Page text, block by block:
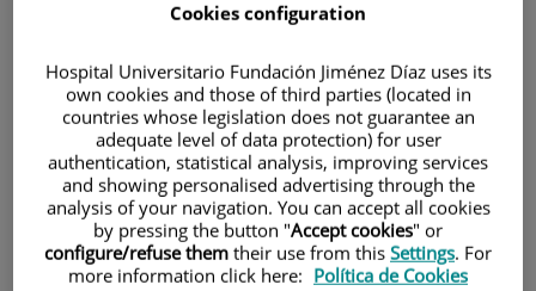
contenido
Cookies configuration
Hospital Universitario Fundación Jiménez Díaz uses its
own cookies and those of third parties (located in
countries whose legislation does not guarantee an
adequate level of data protection) for user
authentication, statistical analysis, improving services
and showing personalised advertising through the
analysis of your navigation. You can accept all cookies
by pressing the button "Accept cookies" or
configure/refuse them their use from this Settings. For
more information click here: Política de Cookies